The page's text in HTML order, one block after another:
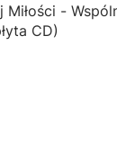
Miłości -
CD)